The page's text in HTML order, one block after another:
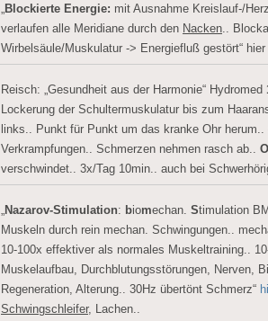
„Blockierte Energie: mit Ausnahme Kreislauf-/
verlaufen alle Meridiane durch den Nacken..
Wirbelsäule/Muskulatur -> Energiefluß gestört“ hier
Reisch: „Gesundheit aus der Harmonie“ Hydromed
Lockerung der Schultermuskulatur bis zum
links.. Punkt für Punkt um das kranke Ohr
Verkrampfungen.. Schmerzen nehmen rasch ab..
verschwindet.. 3x/Tag 10min.. auch bei
„Nazarov-Stimulation: biomechan. Stimulation
Muskeln durch rein mechan. Schwingungen..
10-100x effektiver als normales Muskeltraining..
Muskelaufbau, Durchblutungsstörungen, Nerven,
Regeneration, Alterung.. 30Hz übertönt Schmerz“
Schwingschleifer, Lachen..